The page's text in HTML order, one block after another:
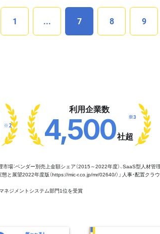
1 ... 7 8 9
※2
利用企業数
4,500社超
※3
：ベンダー別売上金額シェア（2015～2022年度）、SaaS型人材管
展望2022年度版（https://mic-r.co.jp/mr/02640/）」 人事・配置クラ
ネジメントシステム部門1位を受賞